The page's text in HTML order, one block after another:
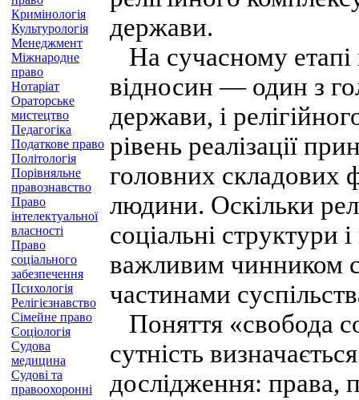
Кримінологія
Культурологія
Менеджмент
Міжнародне
право
Нотаріат
Ораторське
мистецтво
Педагогіка
Податкове право
Політологія
Порівняльне
правознавство
Право
інтелектуальної
власності
Право
соціального
забезпечення
Психологія
Релігієзнавство
Сімейне право
Соціологія
Судова
медицина
Судові та
правоохоронні
держави.
На сучасному
відносин — один з
держави, і
рівень реалізації
головних складових
людини. Оскільки
соціальні структури
важливим чинником
частинами
Поняття «свобода
сутність
дослідження: права,